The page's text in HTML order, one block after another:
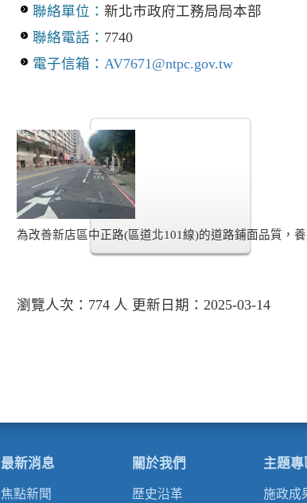
聯絡單位： 新北市政府工務局局本部
聯絡電話： 7740
電子信箱： AV7671@ntpc.gov.tw
為改善新店區中正路(區道北101線)的道路鋪面品質，
瀏覽人次：774 人 更新日期：2025-03-14
最新消息
焦點新聞
關於我們
歷史沿革
主題專
施政成